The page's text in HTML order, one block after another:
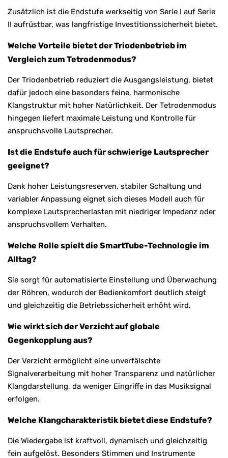
Zusätzlich ist die Endstufe werkseitig von Serie I auf Serie
II aufrüstbar, was langfristige Investitionssicherheit bietet.
Welche Vorteile bietet der Triodenbetrieb im
Vergleich zum Tetrodenmodus?
Der Triodenbetrieb reduziert die Ausgangsleistung, bietet
dafür jedoch eine besonders feine, harmonische
Klangstruktur mit hoher Natürlichkeit. Der Tetrodenmodus
hingegen liefert maximale Leistung und Kontrolle für
anspruchsvolle Lautsprecher.
Ist die Endstufe auch für schwierige Lautsprecher
geeignet?
Dank hoher Leistungsreserven, stabiler Schaltung und
variabler Anpassung eignet sich dieses Modell auch für
komplexe Lautsprecherlasten mit niedriger Impedanz oder
anspruchsvollem Verhalten.
Welche Rolle spielt die SmartTube-Technologie im
Alltag?
Sie sorgt für automatisierte Einstellung und Überwachung
der Röhren, wodurch der Bedienkomfort deutlich steigt
und gleichzeitig die Betriebssicherheit erhöht wird.
Wie wirkt sich der Verzicht auf globale
Gegenkopplung aus?
Der Verzicht ermöglicht eine unverfälschte
Signalverarbeitung mit hoher Transparenz und natürlicher
Klangdarstellung, da weniger Eingriffe in das Musiksignal
erfolgen.
Welche Klangcharakteristik bietet diese Endstufe?
Die Wiedergabe ist kraftvoll, dynamisch und gleichzeitig
fein aufgelöst. Besonders Stimmen und Instrumente